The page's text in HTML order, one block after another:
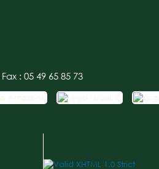
Fax : 05 49 65 85 73